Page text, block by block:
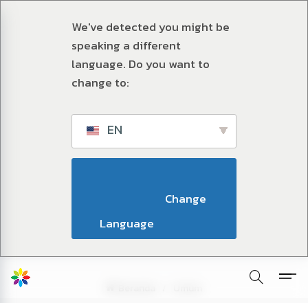
We've detected you might be
speaking a different
language. Do you want to
change to:
EN
Language